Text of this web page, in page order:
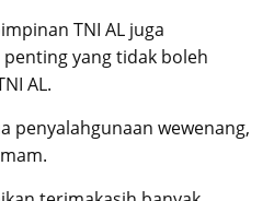
TNI AL juga
yang tidak boleh
AL.
penyalahgunaan wewenang,